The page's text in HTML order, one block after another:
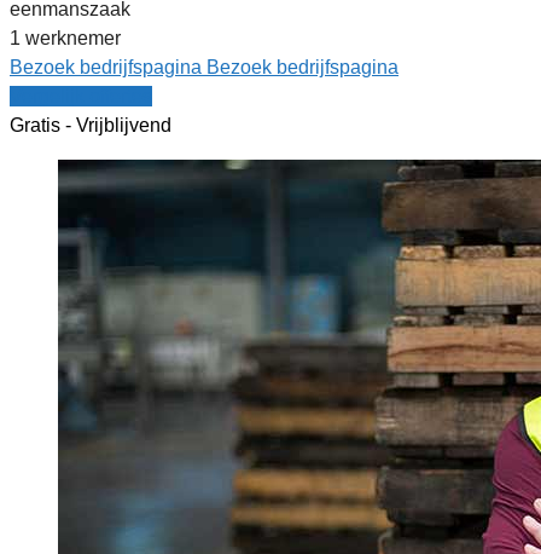
eenmanszaak
1 werknemer
Bezoek bedrijfspagina Bezoek bedrijfspagina
Gratis - Vrijblijvend